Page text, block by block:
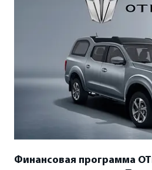
Финансовая программа